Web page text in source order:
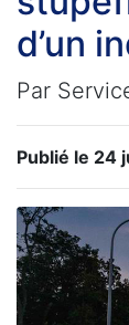
d’un
Par
Publié le 24